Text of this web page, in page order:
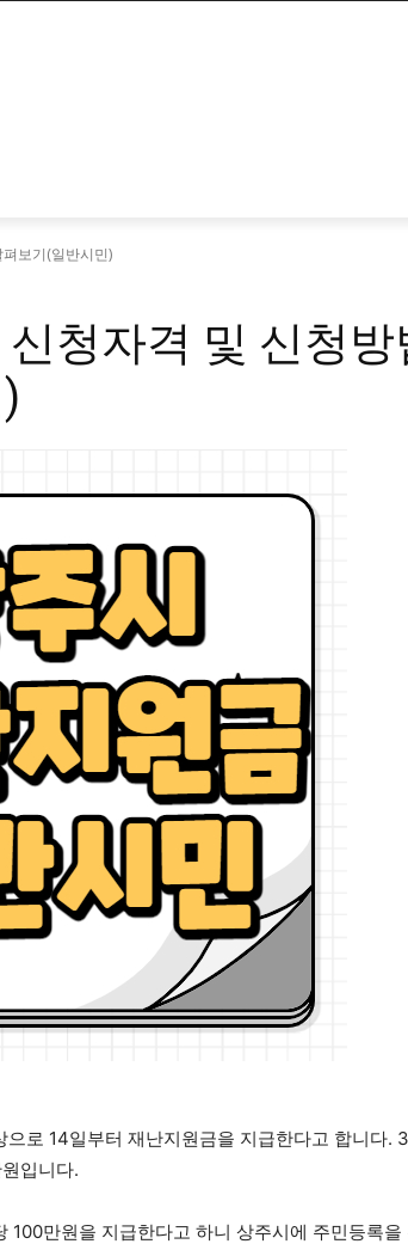
보기(일반시민)
청자격 및 신청방
로 14일부터 재난지원금을 지급한다고 합니다.
입니다.
100만원을 지급한다고 하니 상주시에 주민등록을